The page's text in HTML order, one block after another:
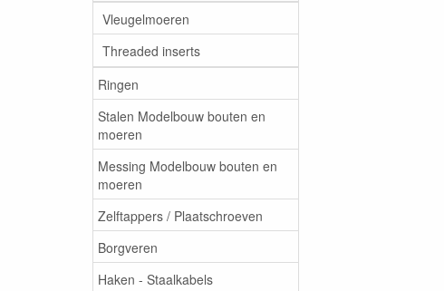
Vleugelmoeren
Threaded inserts
Ringen
Stalen Modelbouw bouten en
moeren
Messing Modelbouw bouten en
moeren
Zelftappers / Plaatschroeven
Borgveren
Haken - Staalkabels